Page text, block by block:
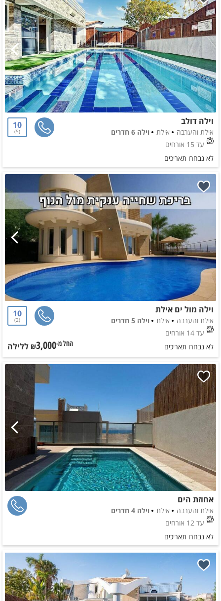
וילה דולב
אילת והערבה אילת
וילה 6 חדרים
עד 15 אורחים
10
5
לא נבחרו תאריכים
וילה מול ים אילת
אילת והערבה אילת
וילה 5 חדרים
עד 14 אורחים
10
2
לא נבחרו תאריכים החל מ-₪3,000 ללילה
אחוזת הים
אילת והערבה אילת
וילה 4 חדרים
עד 12 אורחים
לא נבחרו תאריכים